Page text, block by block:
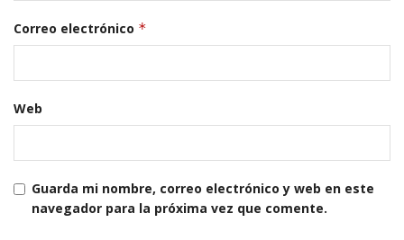
Correo electrónico *
Web
Guarda mi nombre, correo electrónico y web en este
navegador para la próxima vez que comente.